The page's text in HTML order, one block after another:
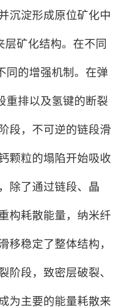
沉淀形成原位矿化中
层矿化结构。在不同
同的增强机制。在弹
重排以及氢键的断裂
段，不可逆的链段滑
颗粒的塌陷开始吸收
除了通过链段、晶
构耗散能量，纳米纤
移稳定了整体结构，
阶段，致密层破裂、
为主要的能量耗散来